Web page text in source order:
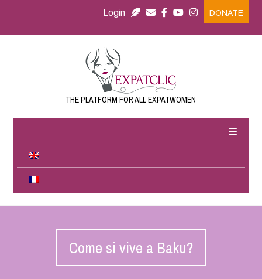
Login DONATE
THE PLATFORM FOR ALL EXPATWOMEN
Come si vive a Baku?